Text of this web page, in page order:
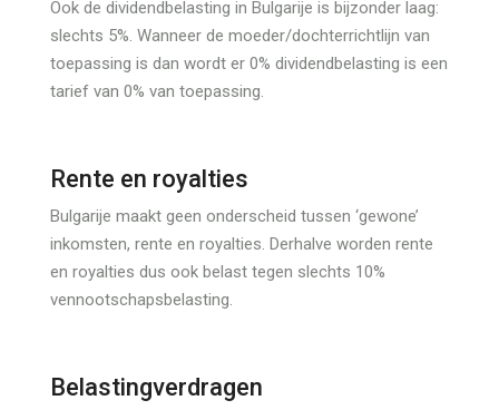
Ook de dividendbelasting in Bulgarije is bijzonder laag:
slechts 5%. Wanneer de moeder/dochterrichtlijn van
toepassing is dan wordt er 0% dividendbelasting is een
tarief van 0% van toepassing.
Rente en royalties
Bulgarije maakt geen onderscheid tussen ‘gewone’
inkomsten, rente en royalties. Derhalve worden rente
en royalties dus ook belast tegen slechts 10%
vennootschapsbelasting.
Belastingverdragen